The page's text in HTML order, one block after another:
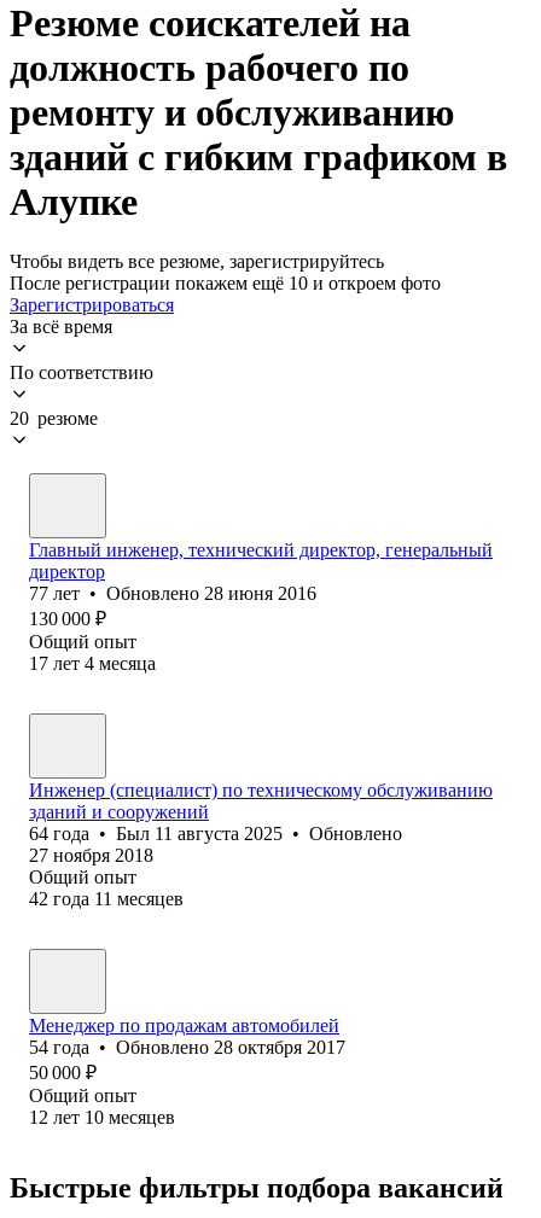
Резюме соискателей на
должность рабочего по
ремонту и обслуживанию
зданий с гибким графиком в
Алупке
Чтобы видеть все резюме, зарегистрируйтесь
После регистрации покажем ещё 10 и откроем фото
Зарегистрироваться
За всё время
По соответствию
20 резюме
Главный инженер, технический директор, генеральный
директор
77 лет • Обновлено 28 июня 2016
130 000 ₽
Общий опыт
17 лет 4 месяца
Инженер (специалист) по техническому обслуживанию
зданий и сооружений
64 года • Был 11 августа 2025 • Обновлено
27 ноября 2018
Общий опыт
42 года 11 месяцев
Менеджер по продажам автомобилей
54 года • Обновлено 28 октября 2017
50 000 ₽
Общий опыт
12 лет 10 месяцев
Быстрые фильтры подбора вакансий